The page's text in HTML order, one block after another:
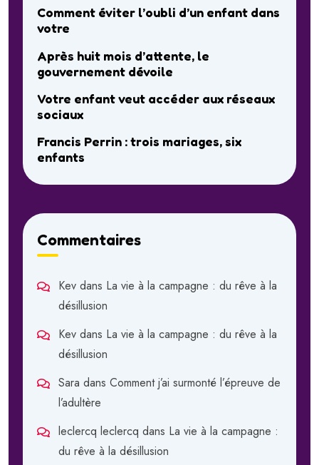
Comment éviter l’oubli d’un enfant dans
votre
Après huit mois d’attente, le
gouvernement dévoile
Votre enfant veut accéder aux réseaux
sociaux
Francis Perrin : trois mariages, six
enfants
Commentaires
Kev dans La vie à la campagne : du rêve à la
désillusion
Kev dans La vie à la campagne : du rêve à la
désillusion
Sara dans Comment j’ai surmonté l’épreuve de
l’adultère
leclercq leclercq dans La vie à la campagne :
du rêve à la désillusion